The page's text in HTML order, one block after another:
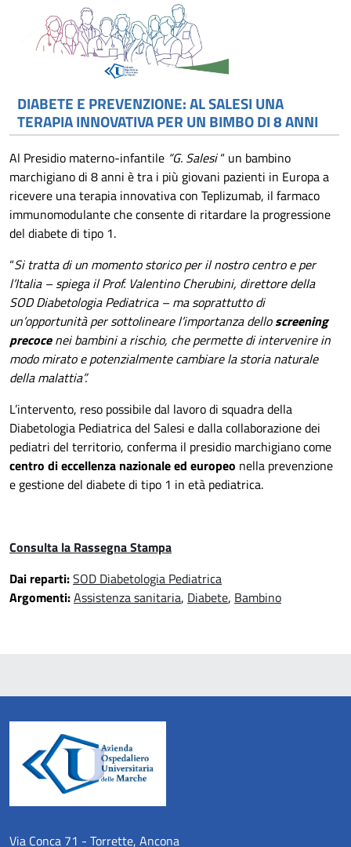
DIABETE E PREVENZIONE: AL SALESI UNA
TERAPIA INNOVATIVA PER UN BIMBO DI 8 ANNI
Al Presidio materno-infantile “G. Salesi“ un bambino
marchigiano di 8 anni è tra i più giovani pazienti in Europa a
ricevere una terapia innovativa con Teplizumab, il farmaco
immunomodulante che consente di ritardare la progressione
del diabete di tipo 1.
“Si tratta di un momento storico per il nostro centro e per
l’Italia – spiega il Prof. Valentino Cherubini, direttore della
SOD Diabetologia Pediatrica – ma soprattutto di
un’opportunità per sottolineare l’importanza delloscreening
precocenei bambini a rischio, che permette di intervenire in
modo mirato e potenzialmente cambiare la storia naturale
della malattia”.
L’intervento, reso possibile dal lavoro di squadra della
Diabetologia Pediatrica del Salesi e dalla collaborazione dei
pediatri del territorio, conferma il presidio marchigiano come
centro di eccellenza nazionale ed europeo nella prevenzione
e gestione del diabete di tipo 1 in età pediatrica.
Consulta la Rassegna Stampa
Dai reparti:SOD Diabetologia Pediatrica
Argomenti:Assistenza sanitaria, Diabete, Bambino
Via Conca 71 - Torrette, Ancona